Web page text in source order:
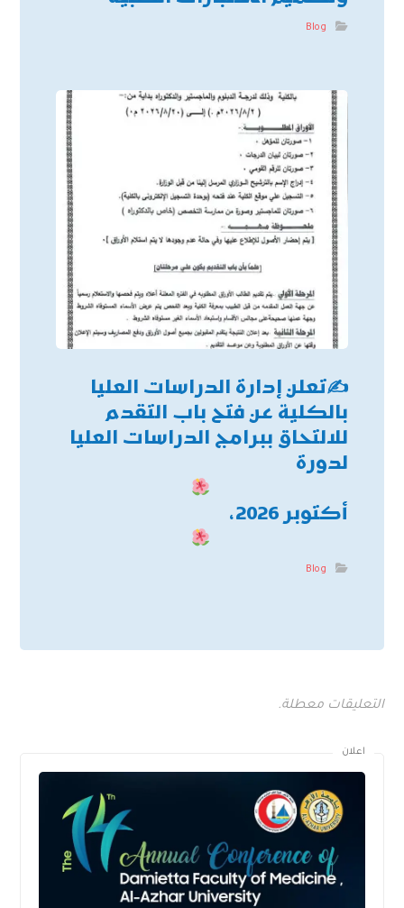
Blog
✍تعلن إدارة الدراسات العليا
بالكلية عن فتح باب التقدم
للالتحاق ببرامج الدراسات العليا
لدورة
أكتوبر 2026،
Blog
التعليقات معطلة.
اعلان